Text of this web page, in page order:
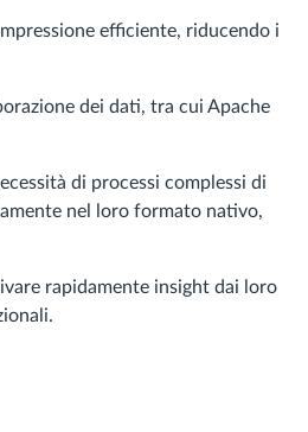
efficiente, riducendo i
dei dati, tra cui Apache
di processi complessi di
nel loro formato nativo,
rapidamente insight dai loro